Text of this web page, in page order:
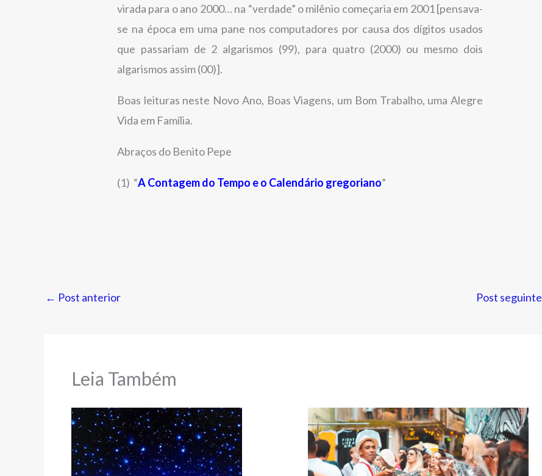
virada para o ano 2000… na “verdade” o milênio começaria em 2001 [pensava-
se na época em uma pane nos computadores por causa dos dígitos usados
que passariam de 2 algarismos (99), para quatro (2000) ou mesmo dois
algarismos assim (00)].
Boas leituras neste Novo Ano, Boas Viagens, um Bom Trabalho, uma Alegre
Vida em Família.
Abraços do Benito Pepe
(1) “A Contagem do Tempo e o Calendário gregoriano”
← Post anterior Post seguinte
Leia Também